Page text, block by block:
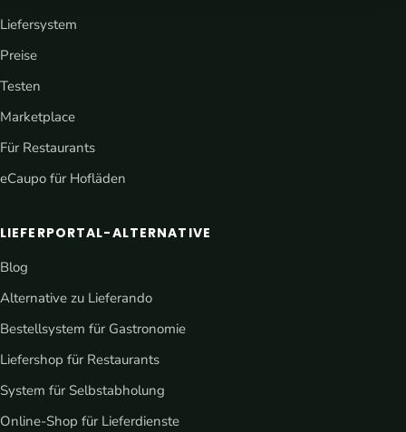
Liefersystem
Preise
Testen
Marketplace
Für Restaurants
eCaupo für Hofläden
LIEFERPORTAL-ALTERNATIVE
Blog
Alternative zu Lieferando
Bestellsystem für Gastronomie
Liefershop für Restaurants
System für Selbstabholung
Online-Shop für Lieferdienste